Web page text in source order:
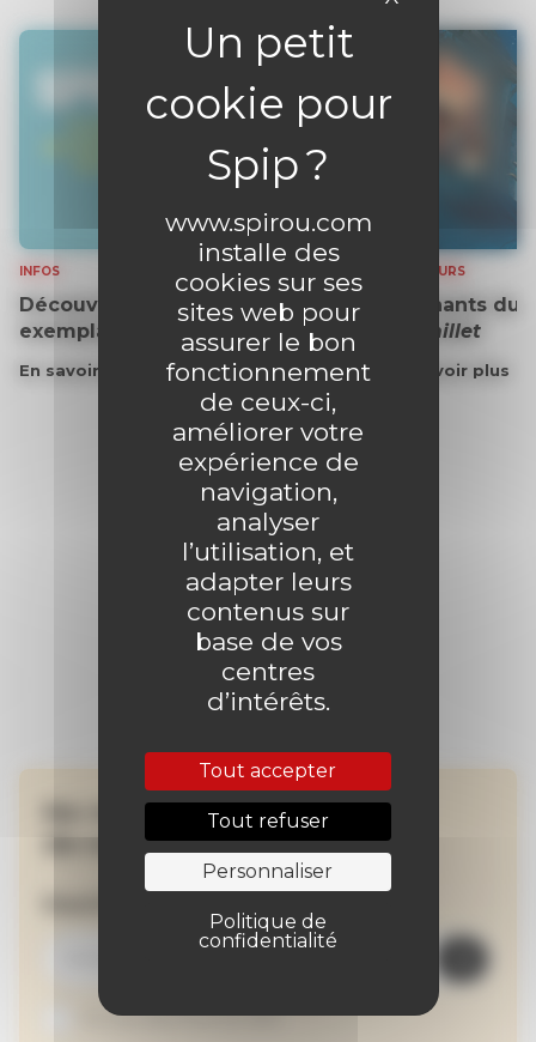
www.spirou.com
installe des
cookies sur ses
sites web pour
assurer le bon
fonctionnement
de ceux-ci,
améliorer votre
expérience de
navigation,
analyser
l’utilisation, et
adapter leurs
contenus sur
base de vos
centres
d’intérêts.
Tout accepter
Tout refuser
Personnaliser
Politique de
confidentialité
INFOS
Découvrez gratuitement un
exemplaire du journal !
En savoir plus
CONCOURS
Gagnants du
Grémillet
En savoir plus
Ne manquez aucune
de nos actualités !
Je suis abonné au site